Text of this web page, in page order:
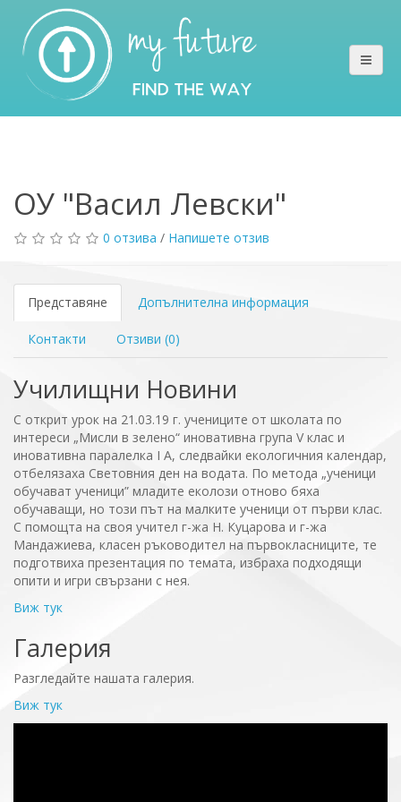
ОУ "Васил Левски"
0 отзива / Напишете отзив
Представяне Допълнителна информация
Контакти Отзиви (0)
Училищни Новини
С открит урок на 21.03.19 г. учениците от школата по
интереси „Мисли в зелено“ иновативна група V клас и
иновативна паралелка I А, следвайки екологичния календар,
отбелязаха Световния ден на водата. По метода „ученици
обучават ученици” младите еколози отново бяха
обучаващи, но този път на малките ученици от първи клас.
С помощта на своя учител г-жа Н. Куцарова и г-жа
Мандажиева, класен ръководител на първокласниците, те
подготвиха презентация по темата, избраха подходящи
опити и игри свързани с нея.
Виж тук
Галерия
Разгледайте нашата галерия.
Виж тук